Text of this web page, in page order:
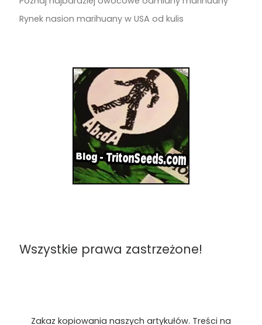
Rynek nasion marihuany w USA od kulis
Wszystkie prawa zastrzeżone!
Zakaz kopiowania naszych artykułów. Treści na